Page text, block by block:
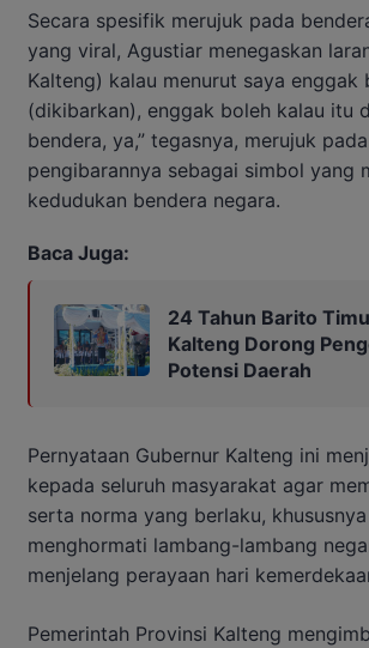
Secara spesifik merujuk pada
yang viral, Agustiar menegaskan
Kalteng) kalau menurut saya enggak
(dikibarkan), enggak boleh kalau itu
bendera, ya,” tegasnya, merujuk
pengibarannya sebagai simbol yang
kedudukan bendera negara.
Baca Juga:
24 Tahun Barito
Kalteng Dorong
Potensi Daerah
Pernyataan Gubernur Kalteng ini
kepada seluruh masyarakat agar
serta norma yang berlaku,
menghormati lambang-lambang
menjelang perayaan hari
Pemerintah Provinsi Kalteng